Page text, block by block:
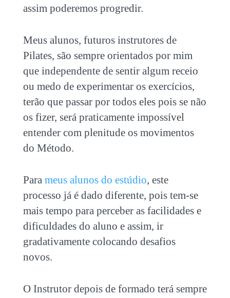
assim poderemos progredir.
Meus alunos, futuros instrutores de
Pilates, são sempre orientados por mim
que independente de sentir algum receio
ou medo de experimentar os exercícios,
terão que passar por todos eles pois se não
os fizer, será praticamente impossível
entender com plenitude os movimentos
do Método.
Para meus alunos do estúdio, este
processo já é dado diferente, pois tem-se
mais tempo para perceber as facilidades e
dificuldades do aluno e assim, ir
gradativamente colocando desafios
novos.
O Instrutor depois de formado terá sempre